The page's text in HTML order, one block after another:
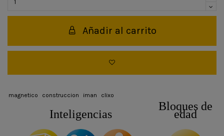
Añadir al carrito
magnetico construccion iman clixo
Inteligencias
Bloques de
edad